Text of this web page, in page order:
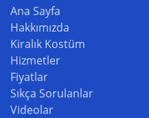
Ana Sayfa
Hakkımızda
Kiralık Kostüm
Hizmetler
Fiyatlar
Sıkça Sorulanlar
Videolar